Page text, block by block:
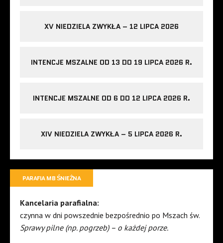
XV NIEDZIELA ZWYKŁA – 12 LIPCA 2026
INTENCJE MSZALNE OD 13 DO 19 LIPCA 2026 R.
INTENCJE MSZALNE OD 6 DO 12 LIPCA 2026 R.
XIV NIEDZIELA ZWYKŁA – 5 LIPCA 2026 R.
PARAFIA MB ŚNIEŻNA
Kancelaria parafialna:
czynna w dni powszednie bezpośrednio po Mszach św.
Sprawy pilne (np. pogrzeb) – o każdej porze.